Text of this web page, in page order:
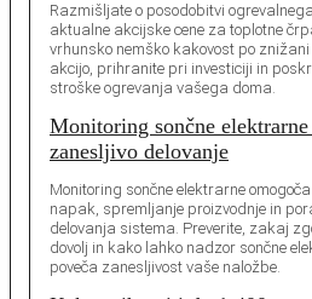
Razmišljate o posodobitvi
aktualne akcijske cene za toplotne
vrhunsko nemško kakovost po
akcijo, prihranite pri investiciji in
stroške ogrevanja vašega doma.
Monitoring sončne
zanesljivo delovanje
Monitoring sončne elektrarne
napak, spremljanje proizvodnje in
delovanja sistema. Preverite, zakaj
dovolj in kako lahko nadzor sončne
poveča zanesljivost vaše naložbe.